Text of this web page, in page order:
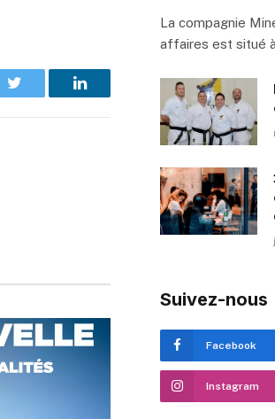
Twitter LinkedIn
La compagnie
affaires est situé
Suivez-nous
Facebook
Instagram